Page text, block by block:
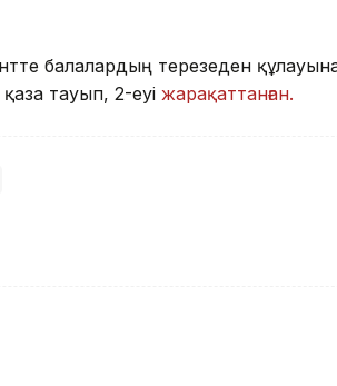
балалардың терезеден
тауып, 2-еуі жарақаттанған.